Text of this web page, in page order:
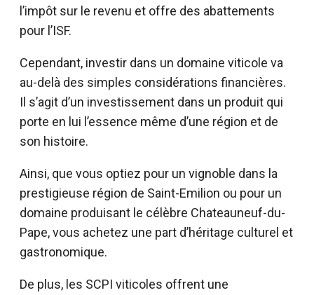
l’impôt sur le revenu et offre des abattements
pour l’ISF.
Cependant, investir dans un domaine viticole va
au-delà des simples considérations financières.
Il s’agit d’un investissement dans un produit qui
porte en lui l’essence même d’une région et de
son histoire.
Ainsi, que vous optiez pour un vignoble dans la
prestigieuse région de Saint-Emilion ou pour un
domaine produisant le célèbre Chateauneuf-du-
Pape, vous achetez une part d’héritage culturel et
gastronomique.
De plus, les SCPI viticoles offrent une